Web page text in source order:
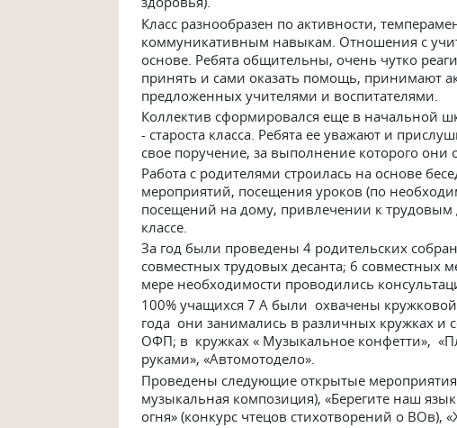
Класс разнообразен по активности,
коммуникативным навыкам. Отношения с
основе. Ребята общительны, очень чутко
принять и сами оказать помощь, принимают
предложенных учителями и воспитателями.
Коллектив сформировался еще в начальной
- староста класса. Ребята ее уважают и
свое поручение, за выполнение которого они
Работа с родителями строилась на основе
мероприятий, посещения уроков (по
посещений на дому, привлечении к
классе.
За год были проведены 4 родительских
совместных трудовых десанта; 6 совместных
мере необходимости проводились
100% учащихся 7 А были охвачены
года они занимались в различных кружках и
ОФП; в кружках « Музыкальное конфетти»,
руками», «Автомотодело».
Проведены следующие открытые
музыкальная композиция), «Берегите наш
огня» (конкурс чтецов стихотворений о ВОв),